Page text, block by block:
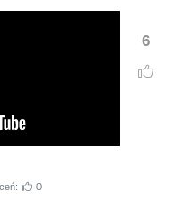
6
0